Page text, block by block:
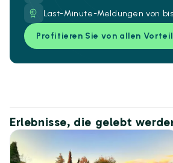
Last-Minute-Meldungen von
Profitieren Sie von allen
Erlebnisse, die gelebt